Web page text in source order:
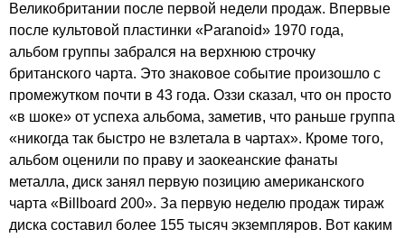
Великобритании после первой недели продаж. Впервые
после культовой пластинки «Paranoid» 1970 года,
альбом группы забрался на верхнюю строчку
британского чарта. Это знаковое событие произошло с
промежутком почти в 43 года. Оззи сказал, что он просто
«в шоке» от успеха альбома, заметив, что раньше группа
«никогда так быстро не взлетала в чартах». Кроме того,
альбом оценили по праву и заокеанские фанаты
металла, диск занял первую позицию американского
чарта «Billboard 200». За первую неделю продаж тираж
диска составил более 155 тысяч экземпляров. Вот каким